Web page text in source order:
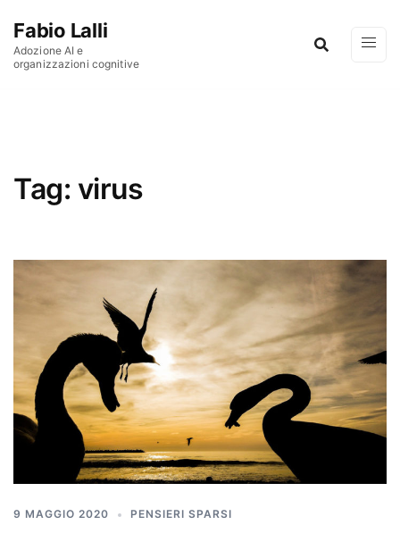
Fabio Lalli
Adozione AI e
organizzazioni cognitive
Tag: virus
9 MAGGIO 2020 PENSIERI SPARSI